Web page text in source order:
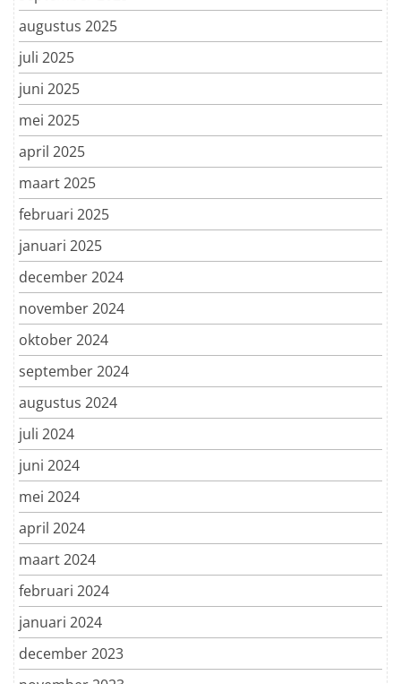
augustus 2025
juli 2025
juni 2025
mei 2025
april 2025
maart 2025
februari 2025
januari 2025
december 2024
november 2024
oktober 2024
september 2024
augustus 2024
juli 2024
juni 2024
mei 2024
april 2024
maart 2024
februari 2024
januari 2024
december 2023